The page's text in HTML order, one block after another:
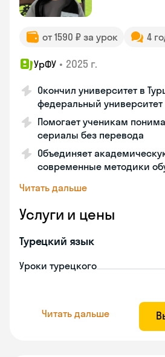
от 1590 ₽ за урок 4
УрФУ • 2025 г.
Окончил университет в
федеральный университет
Помогает ученикам
сериалы без перевода
Объединяет
современные методики
Читать дальше
Услуги и цены
Турецкий язык
Уроки турецкого
Читать дальше